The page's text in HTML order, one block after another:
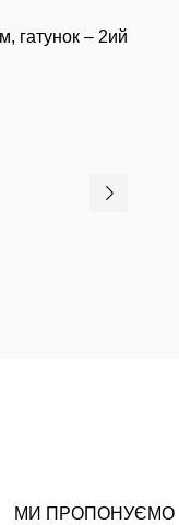
гатунок – 2ий
МИ ПРОПОНУЄМО